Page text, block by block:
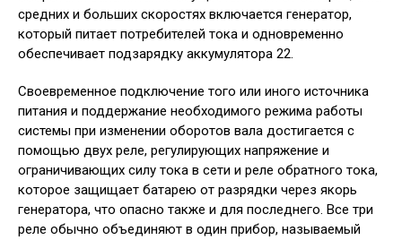
средних и больших скоростях включается генератор,
который питает потребителей тока и одновременно
обеспечивает подзарядку аккумулятора 22.
Своевременное подключение того или иного источника
питания и поддержание необходимого режима работы
системы при изменении оборотов вала достигается с
помощью двух реле, регулирующих напряжение и
ограничивающих силу тока в сети и реле обратного тока,
которое защищает батарею от разрядки через якорь
генератора, что опасно также и для последнего. Все три
реле обычно объединяют в один прибор, называемый